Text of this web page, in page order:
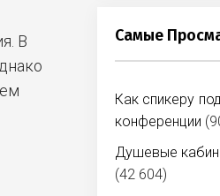
В
Самые
Как спикеру
конференции
Душевые
(42 604)